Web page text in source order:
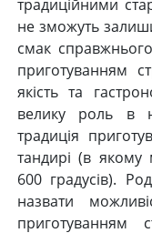
традиційними
не зможуть
смак
приготуванням
якість та
велику роль в
традиція
тандирі (в якому
600 градусів).
назвати
приготуванням